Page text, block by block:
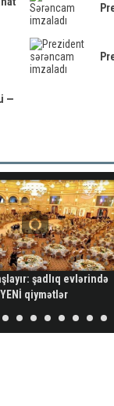
—
şadlıq evlərində
YENİ qiymətlər